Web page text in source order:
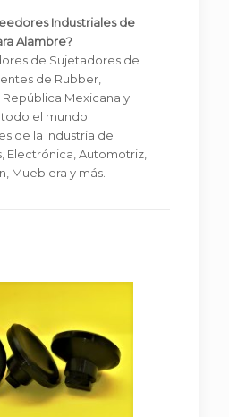
Industriales de
Alambre?
de Sujetadores de
de Rubber,
Mexicana y
el mundo.
de la Industria de
Electrónica, Automotriz,
Mueblera y más.